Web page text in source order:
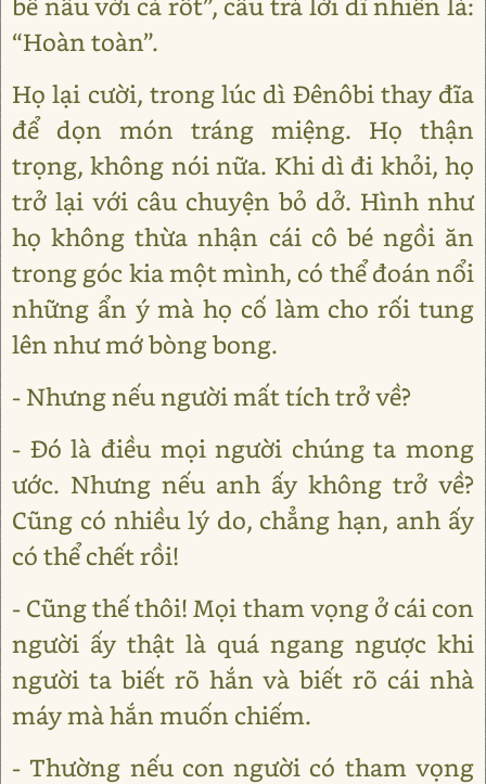
“Hoàn toàn”.
Họ lại cười, trong lúc dì Đênôbi thay đĩa
để dọn món tráng miệng. Họ thận
trọng, không nói nữa. Khi dì đi khỏi, họ
trở lại với câu chuyện bỏ dở. Hình như
họ không thừa nhận cái cô bé ngồi ăn
trong góc kia một mình, có thể đoán nổi
những ẩn ý mà họ cố làm cho rối tung
lên như mớ bòng bong.
- Nhưng nếu người mất tích trở về?
- Đó là điều mọi người chúng ta mong
ước. Nhưng nếu anh ấy không trở về?
Cũng có nhiều lý do, chẳng hạn, anh ấy
có thể chết rồi!
- Cũng thế thôi! Mọi tham vọng ở cái con
người ấy thật là quá ngang ngược khi
người ta biết rõ hắn và biết rõ cái nhà
máy mà hắn muốn chiếm.
- Thường nếu con người có tham vọng